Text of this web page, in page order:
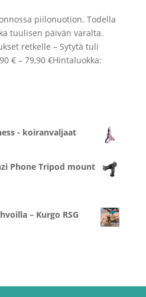
piilonuotion. Todella
tuulisen päivän varalta.
retkelle – Sytytä tuli
€ – 79,90 €Hintaluokka:
- koiranvaljaat
Phone Tripod mount
– Kurgo RSG